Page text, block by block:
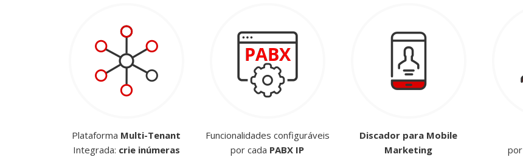
Plataforma Multi-Tenant
Integrada: crie inúmeras
Funcionalidades configuráveis
por cada PABX IP
Discador para Mobile
Marketing
por